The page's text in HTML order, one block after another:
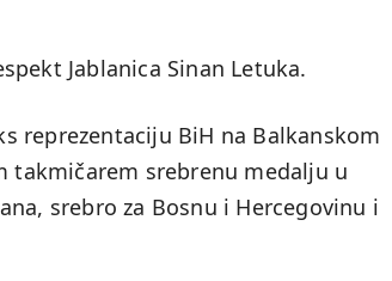
Jablanica Sinan Letuka.
reprezentaciju BiH na Balkanskom
takmičarem srebrenu medalju u
srebro za Bosnu i Hercegovinu i